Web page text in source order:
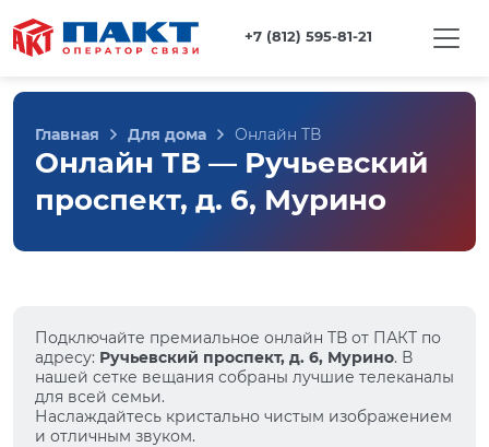
+7 (812) 595-81-21
Главная Для дома Онлайн ТВ
Онлайн ТВ — Ручьевский
проспект, д. 6, Мурино
Подключайте премиальное онлайн ТВ от ПАКТ по
адресу: Ручьевский проспект, д. 6, Мурино. В
нашей сетке вещания собраны лучшие телеканалы
для всей семьи.
Наслаждайтесь кристально чистым изображением
и отличным звуком.